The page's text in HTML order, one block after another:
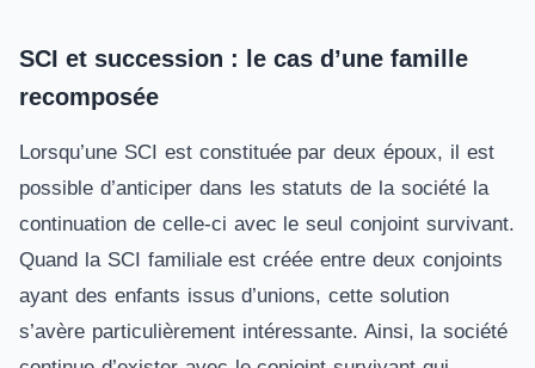
SCI et succession : le cas d’une famille
recomposée
Lorsqu’une SCI est constituée par deux époux, il est
possible d’anticiper dans les statuts de la société la
continuation de celle-ci avec le seul conjoint survivant.
Quand la SCI familiale est créée entre deux conjoints
ayant des enfants issus d’unions, cette solution
s’avère particulièrement intéressante. Ainsi, la société